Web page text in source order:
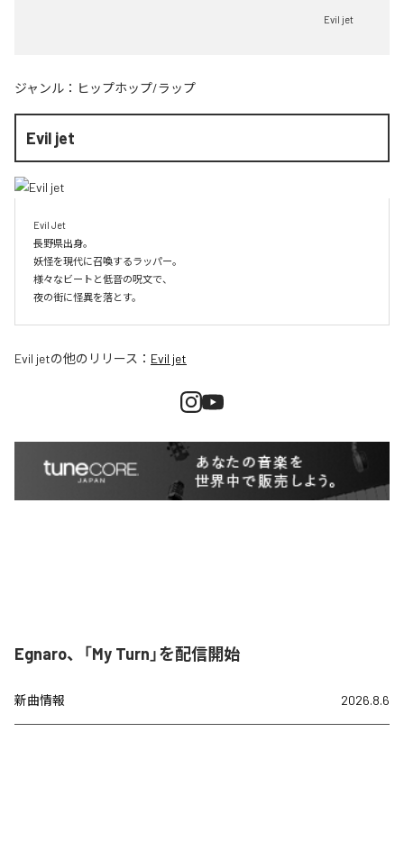
Evil jet
ジャンル： ヒップホップ/ラップ
Evil jet
Evil Jet
長野県出身。
妖怪を現代に召喚するラッパー。
様々なビートと低音の呪文で、
夜の街に怪異を落とす。
Evil jetの他のリリース： Evil jet
Egnaro、「My Turn」を配信開始
新曲情報 2026.8.6